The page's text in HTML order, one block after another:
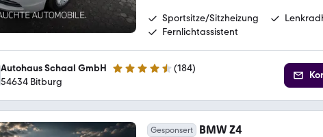
Sportsitze/Sitzheizung
Fernlichtassistent
Autohaus Schaal GmbH 4.5 Sterne (184)
54634 Bitburg
Gesponsert BMW Z4